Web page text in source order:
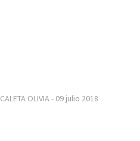
CALETA OLIVIA- 09 julio 2018